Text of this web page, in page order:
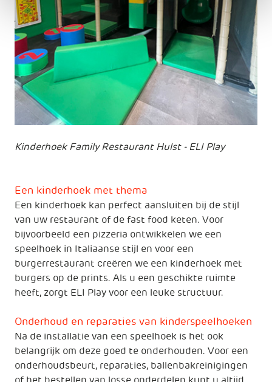
Kinderhoek Family Restaurant Hulst - ELI Play
Een kinderhoek met thema
Een kinderhoek kan perfect aansluiten bij de stijl
van uw restaurant of de fast food keten. Voor
bijvoorbeeld een pizzeria ontwikkelen we een
speelhoek in Italiaanse stijl en voor een
burgerrestaurant creëren we een kinderhoek met
burgers op de prints. Als u een geschikte ruimte
heeft, zorgt ELI Play voor een leuke structuur.
Onderhoud en reparaties van kinderspeelhoeken
Na de installatie van een speelhoek is het ook
belangrijk om deze goed te onderhouden. Voor een
onderhoudsbeurt, reparaties, ballenbakreinigingen